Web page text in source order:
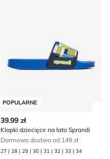
POPULARNE
39.99 zł
Klapki dziecięce na lato Sprandi
Darmowa dostwa od 149 zł
27 | 28 | 29 | 30 | 31 | 32 | 33 | 34